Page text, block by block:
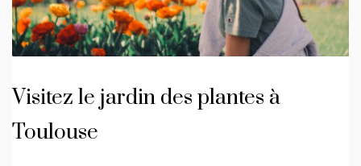
Visitez le jardin des plantes à
Toulouse